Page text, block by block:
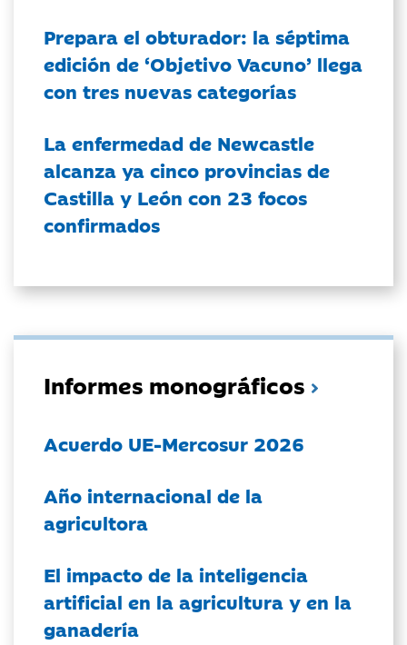
Prepara el obturador: la séptima
edición de ‘Objetivo Vacuno’ llega
con tres nuevas categorías
La enfermedad de Newcastle
alcanza ya cinco provincias de
Castilla y León con 23 focos
confirmados
Informes monográficos
Acuerdo UE-Mercosur 2026
Año internacional de la
agricultora
El impacto de la inteligencia
artificial en la agricultura y en la
ganadería